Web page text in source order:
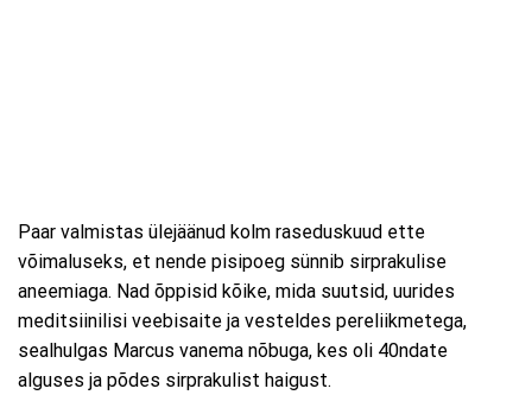
Paar valmistas ülejäänud kolm raseduskuud ette
võimaluseks, et nende pisipoeg sünnib sirprakulise
aneemiaga. Nad õppisid kõike, mida suutsid, uurides
meditsiinilisi veebisaite ja vesteldes pereliikmetega,
sealhulgas Marcus vanema nõbuga, kes oli 40ndate
alguses ja põdes sirprakulist haigust.